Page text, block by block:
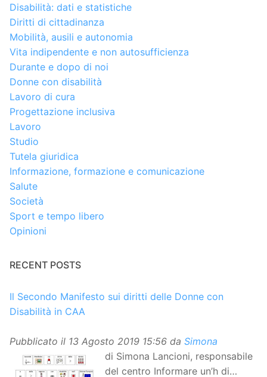
Disabilità: dati e statistiche
Diritti di cittadinanza
Mobilità, ausili e autonomia
Vita indipendente e non autosufficienza
Durante e dopo di noi
Donne con disabilità
Lavoro di cura
Progettazione inclusiva
Lavoro
Studio
Tutela giuridica
Informazione, formazione e comunicazione
Salute
Società
Sport e tempo libero
Opinioni
RECENT POSTS
Il Secondo Manifesto sui diritti delle Donne con
Disabilità in CAA
Pubblicato il 13 Agosto 2019 15:56 da Simona
di Simona Lancioni, responsabile
del centro Informare un’h di